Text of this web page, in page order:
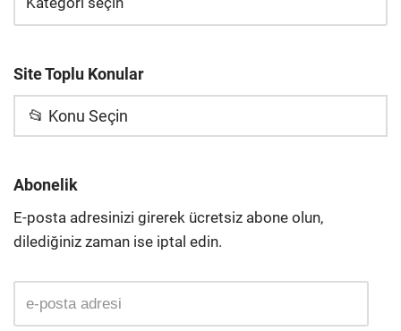
Site Toplu Konular
📂 Konu Seçin
Abonelik
E-posta adresinizi girerek ücretsiz abone olun,
dilediğiniz zaman ise iptal edin.